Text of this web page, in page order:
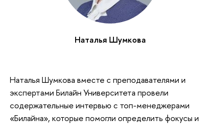
Наталья Шумкова
Наталья Шумкова вместе с преподавателями и
экспертами Билайн Университета провели
содержательные интервью с топ-менеджерами
«Билайна», которые помогли определить фокусы и